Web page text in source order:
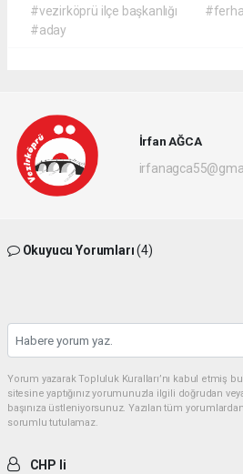
#vezirköprü ilçe başkanlığı
#aday
İrfan AĞCA
Okuyucu Yorumları(4)
Yorum yazarak Topluluk Kuralları’nı kabul etmiş
sitesine yaptığınız yorumunuzla ilgili doğrudan
başınıza üstleniyorsunuz. Yazılan tüm
sorumlu tutulamaz.
CHP li